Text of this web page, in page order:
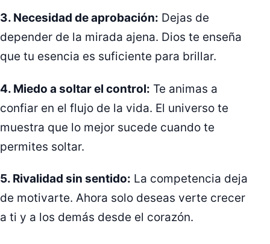
3. Necesidad de aprobación: Dejas de
depender de la mirada ajena. Dios te enseña
que tu esencia es suficiente para brillar.
4. Miedo a soltar el control: Te animas a
confiar en el flujo de la vida. El universo te
muestra que lo mejor sucede cuando te
permites soltar.
5. Rivalidad sin sentido: La competencia deja
de motivarte. Ahora solo deseas verte crecer
a ti y a los demás desde el corazón.